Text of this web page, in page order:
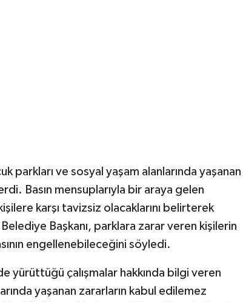
parkları ve sosyal yaşam alanlarında yaşanan
Basın mensuplarıyla bir araya gelen
karşı tavizsiz olacaklarını belirterek
Başkanı, parklara zarar veren kişilerin
engellenebileceğini söyledi.
yürüttüğü çalışmalar hakkında bilgi veren
yaşanan zararların kabul edilemez